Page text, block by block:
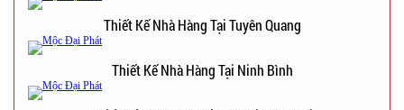
Thiết Kế Nhà Hàng Tại Tuyên Quang
Thiết Kế Nhà Hàng Tại Ninh Bình